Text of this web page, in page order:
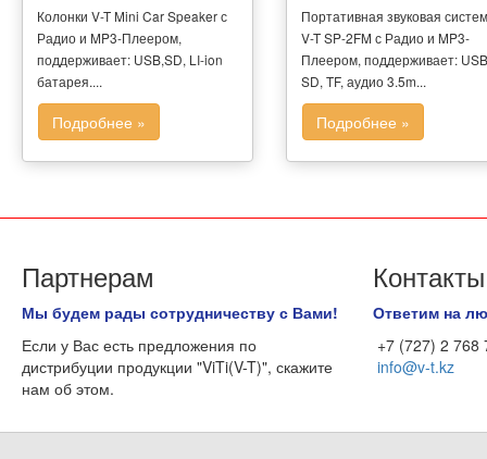
Колонки V-T Mini Car Speaker с
Радио и MP3-Плеером,
поддерживает: USB,SD, LI-ion
батарея....
Подробнее »
Портативная звуковая
V-T SP-2FM с Радио и MP3-
Плеером, поддерживает:
SD, TF, аудио 3.5m...
Подробнее »
Партнерам
Мы будем рады сотрудничеству с Вами!
Если у Вас есть предложения по
дистрибуции продукции "ViTi(V-T)", скажите
нам об этом.
Контакты
Ответим на
+7 (727) 2 768
info@v-t.kz